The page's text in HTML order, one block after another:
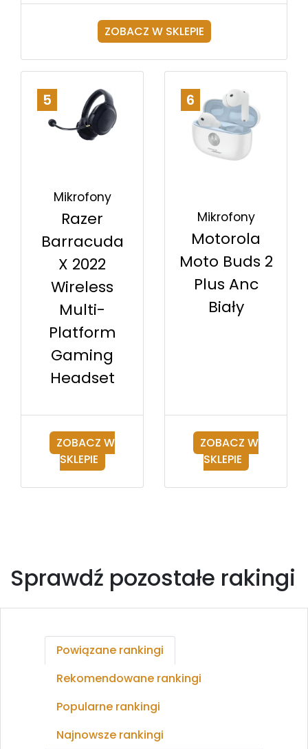
ZOBACZ W SKLEPIE
5
Mikrofony
Razer
Barracuda
X 2022
Wireless
Multi-
Platform
Gaming
Headset
ZOBACZ W
SKLEPIE
6
Mikrofony
Motorola
Moto Buds 2
Plus Anc
Biały
ZOBACZ W
SKLEPIE
Sprawdź pozostałe rakingi
Powiązane rankingi
Rekomendowane rankingi
Popularne rankingi
Najnowsze rankingi